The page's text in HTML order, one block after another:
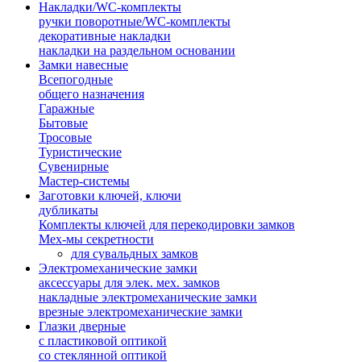
Накладки/WC-комплекты
ручки поворотные/WC-комплекты
декоративные накладки
накладки на раздельном основании
Замки навесные
Всепогодные
общего назначения
Гаражные
Бытовые
Тросовые
Туристические
Сувенирные
Мастер-системы
Заготовки ключей, ключи
дубликаты
Комплекты ключей для перекодировки замков
Мех-мы секретности
для сувальдных замков
Электромеханические замки
аксессуары для элек. мех. замков
накладные электромеханические замки
врезные электромеханические замки
Глазки дверные
с пластиковой оптикой
со стеклянной оптикой